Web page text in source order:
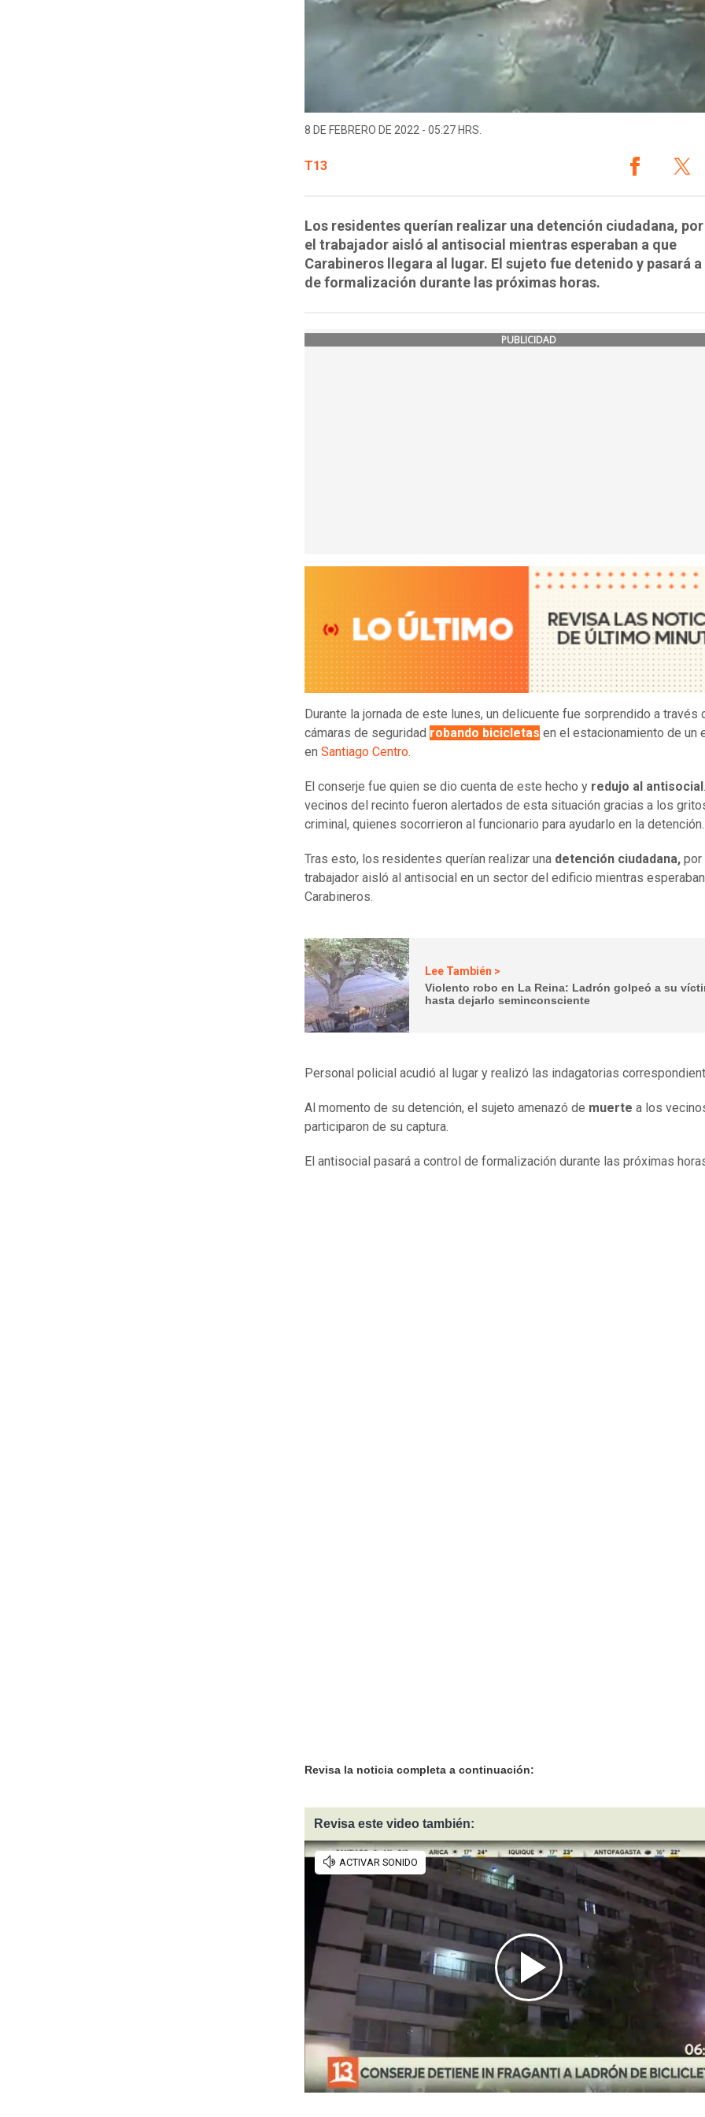
8 DE FEBRERO DE 2022 - 05:27 HRS.
T13
Los residentes querían realizar una detención ciudadana,
el trabajador aisló al antisocial mientras esperaban a que
Carabineros llegara al lugar. El sujeto fue detenido y pasará a
de formalización durante las próximas horas.
PUBLICIDAD
Durante la jornada de este lunes, un delicuente fue sorprendido a través
cámaras de seguridad robando bicicletas en el estacionamiento de un
en Santiago Centro.
El conserje fue quien se dio cuenta de este hecho y redujo al antisocial
vecinos del recinto fueron alertados de esta situación gracias a los
criminal, quienes socorrieron al funcionario para ayudarlo en la detención.
Tras esto, los residentes querían realizar una detención ciudadana, por
trabajador aisló al antisocial en un sector del edificio mientras
Carabineros.
Lee También >
Violento robo en La Reina: Ladrón golpeó a su
hasta dejarlo seminconsciente
Personal policial acudió al lugar y realizó las indagatorias
Al momento de su detención, el sujeto amenazó de muerte a los
participaron de su captura.
El antisocial pasará a control de formalización durante las próximas
Revisa la noticia completa a continuación:
Revisa este video también: